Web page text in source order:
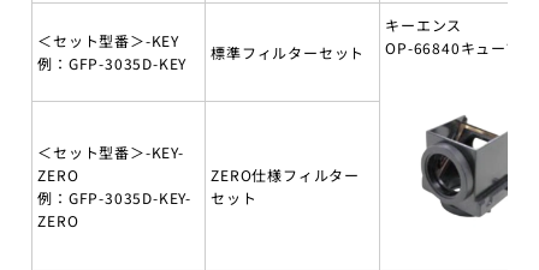
＜セット型番＞-KEY
例：GFP-3035D-KEY
標準フィルターセット
キーエンス
OP-66840キューブ付
＜セット型番＞-KEY-
ZERO
例：GFP-3035D-KEY-
ZERO
ZERO仕様フィルター
セット